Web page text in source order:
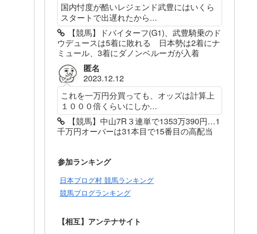
国内忖度が酷いレジェンド武豊にはいくら
スタートで出遅れたから...
【競馬】ドバイターフ(G1)、武豊騎乗のド
ウデュースは5着に敗れる 日本勢は2着にナ
ミュール、3着にダノンベルーガが入着
匿名
2023.12.12
これを一万円分買っても、オッズは計算上
１０００倍くらいにしか...
【競馬】中山7R３連単で1353万390円…1
千万円オーバーは31本目で15番目の高配当
参加ランキング
日本ブログ村 競馬ランキング
競馬ブログランキング
【相互】アンテナサイト